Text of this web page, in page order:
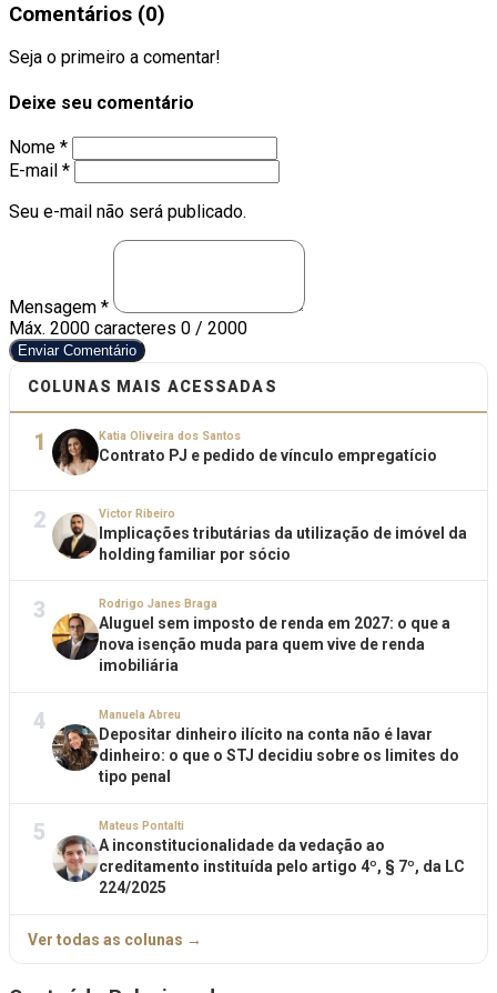
Comentários (0)
Seja o primeiro a comentar!
Deixe seu comentário
Nome *
E-mail *
Seu e-mail não será publicado.
Mensagem *
Máx. 2000 caracteres 0 / 2000
Enviar Comentário
COLUNAS MAIS ACESSADAS
1 Katia Oliveira dos Santos
Contrato PJ e pedido de vínculo empregatício
2 Victor Ribeiro
Implicações tributárias da utilização de imóvel da
holding familiar por sócio
3 Rodrigo Janes Braga
Aluguel sem imposto de renda em 2027: o que a
nova isenção muda para quem vive de renda
imobiliária
4 Manuela Abreu
Depositar dinheiro ilícito na conta não é lavar
dinheiro: o que o STJ decidiu sobre os limites do
tipo penal
5 Mateus Pontalti
A inconstitucionalidade da vedação ao
creditamento instituída pelo artigo 4º, § 7º, da LC
224/2025
Ver todas as colunas →